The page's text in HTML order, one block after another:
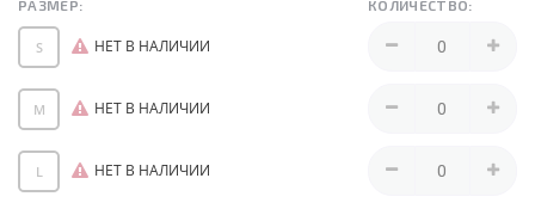
РАЗМЕР: КОЛИЧЕСТВО:
S НЕТ В НАЛИЧИИ
M НЕТ В НАЛИЧИИ
L НЕТ В НАЛИЧИИ